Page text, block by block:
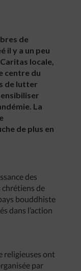
de
il y a un peu
locale,
centre du
de lutter
La
de plus en
des
chrétiens de
bouddhiste
dans l’action
ont
par